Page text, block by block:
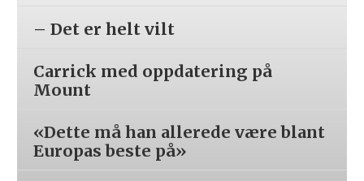
– Det er helt vilt
Carrick med oppdatering på
Mount
«Dette må han allerede være blant
Europas beste på»